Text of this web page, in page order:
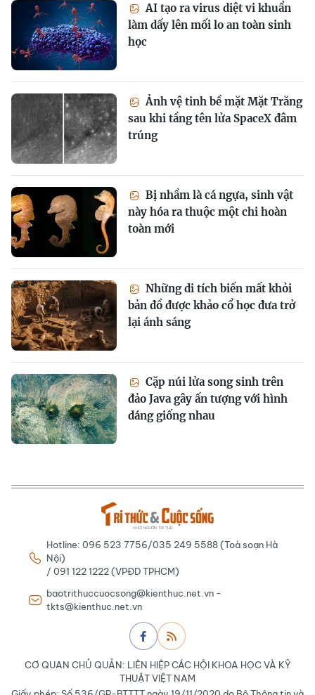
AI tạo ra virus diệt vi khuẩn
làm dấy lên mối lo an toàn sinh
học
Ảnh vệ tinh bề mặt Mặt Trăng
sau khi tầng tên lửa SpaceX đâm
trúng
Bị nhầm là cá ngựa, sinh vật
này hóa ra thuộc một chi hoàn
toàn mới
Những di tích biến mất khỏi
bản đồ được khảo cổ học đưa trở
lại ánh sáng
Cặp núi lửa song sinh trên
đảo Java gây ấn tượng với hình
dáng giống nhau
Hotline: 096 523 7756/035 249 5588 (Toà soạn Hà
Nội)
/ 091 122 1222 (VPĐD TPHCM)
baotrithuccuocsong@kienthuc.net.vn -
tkts@kienthuc.net.vn
CƠ QUAN CHỦ QUẢN: LIÊN HIỆP CÁC HỘI KHOA HỌC VÀ KỸ
THUẬT VIỆT NAM